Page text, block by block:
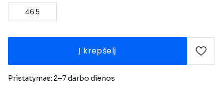
46.5
Į krepšelį
Pristatymas: 2–7 darbo dienos